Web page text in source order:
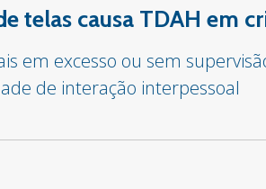
telas causa TDAH em
em excesso ou sem
de interação interpessoal